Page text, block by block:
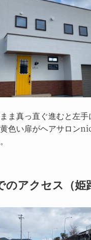
ま真っ直ぐ進むと左手
色い扉がヘアサロン
のアクセス（姫